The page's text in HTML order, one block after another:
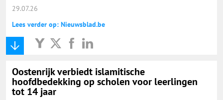
29.07.26
Lees verder op: Nieuwsblad.be
Oostenrijk verbiedt islamitische
hoofdbedekking op scholen voor leerlingen
tot 14 jaar